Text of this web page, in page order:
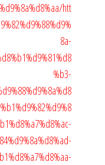
htt
8a-
%b3-